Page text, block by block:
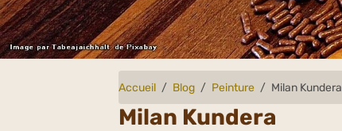
Accueil Blog Peinture Milan Kundera
Milan Kundera